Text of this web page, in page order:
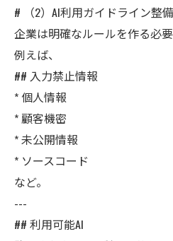
# （2）AI利用ガイドライン整備
企業は明確なルールを作る必要
例えば、
## 入力禁止情報
* 個人情報
* 顧客機密
* 未公開情報
* ソースコード
など。
---
## 利用可能AI